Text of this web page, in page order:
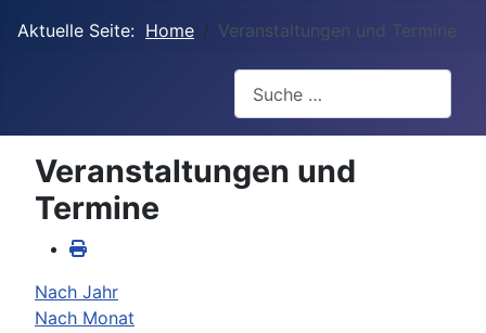
Aktuelle Seite: Home Veranstaltungen und Termine
Veranstaltungen und
Termine
Nach Jahr
Nach Monat